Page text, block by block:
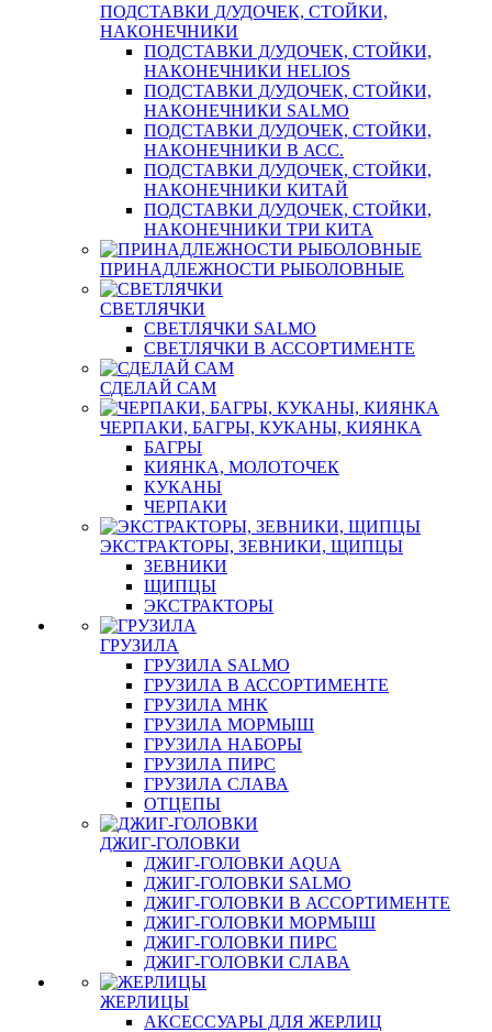
ПОДСТАВКИ Д/УДОЧЕК, СТОЙКИ,
НАКОНЕЧНИКИ
ПОДСТАВКИ Д/УДОЧЕК, СТОЙКИ,
НАКОНЕЧНИКИ HELIOS
ПОДСТАВКИ Д/УДОЧЕК, СТОЙКИ,
НАКОНЕЧНИКИ SALMO
ПОДСТАВКИ Д/УДОЧЕК, СТОЙКИ,
НАКОНЕЧНИКИ В АСС.
ПОДСТАВКИ Д/УДОЧЕК, СТОЙКИ,
НАКОНЕЧНИКИ КИТАЙ
ПОДСТАВКИ Д/УДОЧЕК, СТОЙКИ,
НАКОНЕЧНИКИ ТРИ КИТА
ПРИНАДЛЕЖНОСТИ РЫБОЛОВНЫЕ
СВЕТЛЯЧКИ
СВЕТЛЯЧКИ SALMO
СВЕТЛЯЧКИ В АССОРТИМЕНТЕ
СДЕЛАЙ САМ
ЧЕРПАКИ, БАГРЫ, КУКАНЫ, КИЯНКА
БАГРЫ
КИЯНКА, МОЛОТОЧЕК
КУКАНЫ
ЧЕРПАКИ
ЭКСТРАКТОРЫ, ЗЕВНИКИ, ЩИПЦЫ
ЗЕВНИКИ
ЩИПЦЫ
ЭКСТРАКТОРЫ
ГРУЗИЛА
ГРУЗИЛА SALMO
ГРУЗИЛА В АССОРТИМЕНТЕ
ГРУЗИЛА МНК
ГРУЗИЛА МОРМЫШ
ГРУЗИЛА НАБОРЫ
ГРУЗИЛА ПИРС
ГРУЗИЛА СЛАВА
ОТЦЕПЫ
ДЖИГ-ГОЛОВКИ
ДЖИГ-ГОЛОВКИ AQUA
ДЖИГ-ГОЛОВКИ SALMO
ДЖИГ-ГОЛОВКИ В АССОРТИМЕНТЕ
ДЖИГ-ГОЛОВКИ МОРМЫШ
ДЖИГ-ГОЛОВКИ ПИРС
ДЖИГ-ГОЛОВКИ СЛАВА
ЖЕРЛИЦЫ
АКСЕССУАРЫ ДЛЯ ЖЕРЛИЦ